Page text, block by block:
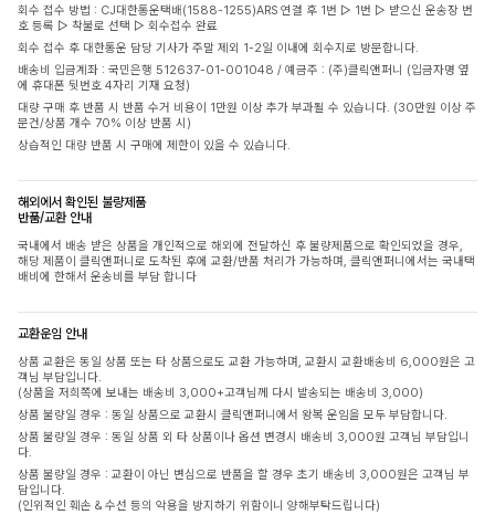
회수 접수 방법 : CJ대한통운택배(1588-1255)ARS 연결 후 1번 ▷ 1번 ▷ 받으신 운송장 번
호 등록 ▷ 착불로 선택 ▷ 회수접수 완료
회수 접수 후 대한통운 담당 기사가 주말 제외 1-2일 이내에 회수지로 방문합니다.
배송비 입금계좌 : 국민은행 512637-01-001048 / 예금주 : (주)클릭앤퍼니 (입금자명 옆
에 휴대폰 뒷번호 4자리 기재 요청)
대량 구매 후 반품 시 반품 수거 비용이 1만원 이상 추가 부과될 수 있습니다. (30만원 이상 주
문건/상품 개수 70% 이상 반품 시)
상습적인 대량 반품 시 구매에 제한이 있을 수 있습니다.
해외에서 확인된 불량제품
반품/교환 안내
국내에서 배송 받은 상품을 개인적으로 해외에 전달하신 후 불량제품으로 확인되었을 경우,
해당 제품이 클릭앤퍼니로 도착된 후에 교환/반품 처리가 가능하며, 클릭앤퍼니에서는 국내택
배비에 한해서 운송비를 부담 합니다
교환운임 안내
상품 교환은 동일 상품 또는 타 상품으로도 교환 가능하며, 교환시 교환배송비 6,000원은 고
객님 부담입니다.
(상품을 저희쪽에 보내는 배송비 3,000+고객님께 다시 발송되는 배송비 3,000)
상품 불량일 경우 : 동일 상품으로 교환시 클릭앤퍼니에서 왕복 운임을 모두 부담합니다.
상품 불량일 경우 : 동일 상품 외 타 상품이나 옵션 변경시 배송비 3,000원 고객님 부담입니
다.
상품 불량일 경우 : 교환이 아닌 변심으로 반품을 할 경우 초기 배송비 3,000원은 고객님 부
담입니다.
(인위적인 훼손 & 수선 등의 악용을 방지하기 위함이니 양해부탁드립니다)